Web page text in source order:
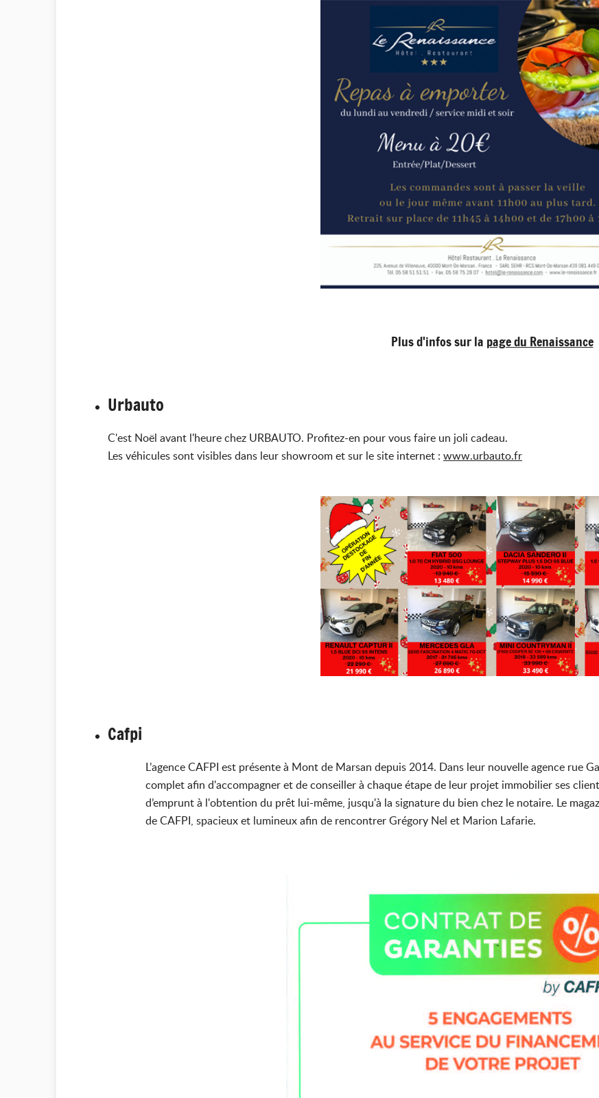
Plus d'infos sur la page du Renaissance
Urbauto
C'est Noël avant l'heure chez URBAUTO. Profitez-en pour vous faire un joli cadeau.
Les véhicules sont visibles dans leur showroom et sur le site internet : www.urbauto.fr
Cafpi
L’agence CAFPI est présente à Mont de Marsan depuis 2014. Dans leur nouvelle agence rue
complet afin d'accompagner et de conseiller à chaque étape de leur projet immobilier ses
d’emprunt à l'obtention du prêt lui-même, jusqu'à la signature du bien chez le notaire. Le
de CAFPI, spacieux et lumineux afin de rencontrer Grégory Nel et Marion Lafarie.